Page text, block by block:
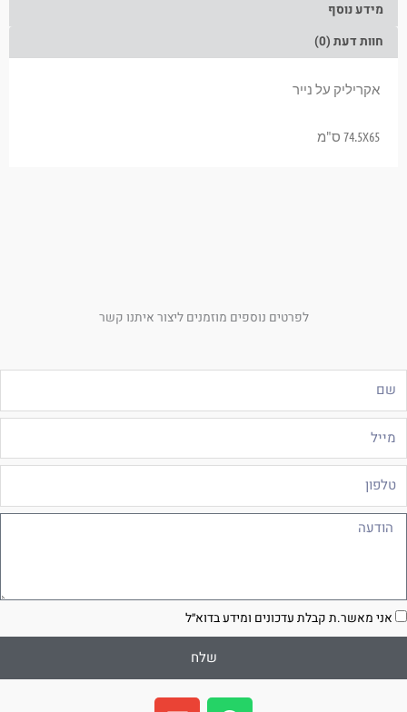
מידע נוסף
חוות דעת (0)
אקריליק על נייר
74.5X65 ס"מ
לפרטים נוספים מוזמנים ליצור איתנו קשר
אני מאשר.ת קבלת עדכונים ומידע בדוא״ל
שלח